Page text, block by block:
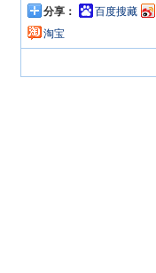
分享： 百度搜藏
淘宝